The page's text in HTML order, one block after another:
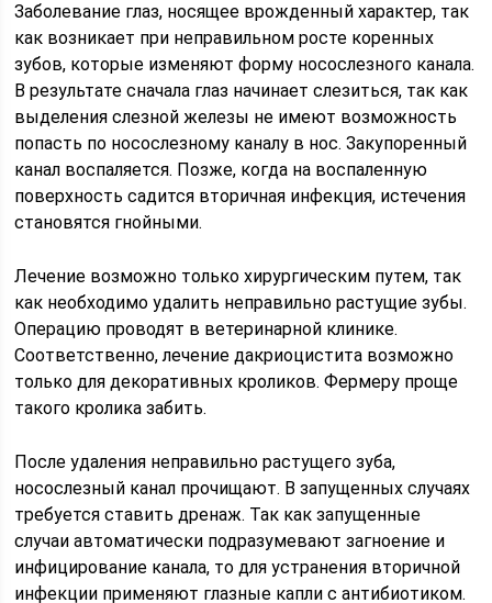
Заболевание глаз, носящее врожденный характер, так
как возникает при неправильном росте коренных
зубов, которые изменяют форму носослезного канала.
В результате сначала глаз начинает слезиться, так как
выделения слезной железы не имеют возможность
попасть по носослезному каналу в нос. Закупоренный
канал воспаляется. Позже, когда на воспаленную
поверхность садится вторичная инфекция, истечения
становятся гнойными.
Лечение возможно только хирургическим путем, так
как необходимо удалить неправильно растущие зубы.
Операцию проводят в ветеринарной клинике.
Соответственно, лечение дакриоцистита возможно
только для декоративных кроликов. Фермеру проще
такого кролика забить.
После удаления неправильно растущего зуба,
носослезный канал прочищают. В запущенных случаях
требуется ставить дренаж. Так как запущенные
случаи автоматически подразумевают загноение и
инфицирование канала, то для устранения вторичной
инфекции применяют глазные капли с антибиотиком.